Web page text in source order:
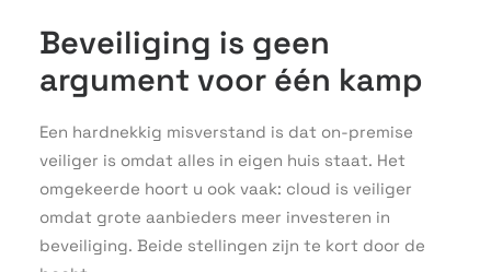
Beveiliging is geen
argument voor één kamp
Een hardnekkig misverstand is dat on-premise
veiliger is omdat alles in eigen huis staat. Het
omgekeerde hoort u ook vaak: cloud is veiliger
omdat grote aanbieders meer investeren in
beveiliging. Beide stellingen zijn te kort door de